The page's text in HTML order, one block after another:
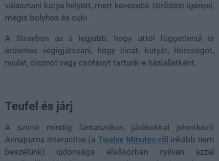
választani kutya helyett, mert kevesebb törődést igényel,
mégis bolyhos és cuki.
A Strayben az a legjobb, hogy attól függetlenül is
érdemes végigjátszani, hogy cicát, kutyát, hörcsögöt,
nyulat, disznót vagy csótányt tartunk-e háziállatként.
Teufel és járj
A szinte mindig fantasztikus játékokkal jelentkező
Annapurna Interactive (a Twelve Minutes-ről inkább nem
beszélünk) újdonsága elsősorban nyilván azzal